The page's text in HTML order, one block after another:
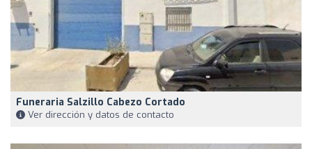
Funeraria Salzillo Cabezo Cortado
Ver dirección y datos de contacto